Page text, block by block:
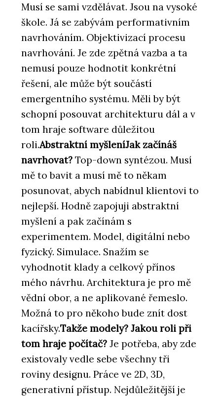
Musí se sami vzdělávat. Jsou na vysoké
škole. Já se zabývám performativním
navrhováním. Objektivizací procesu
navrhování. Je zde zpětná vazba a ta
nemusí pouze hodnotit konkrétní
řešení, ale může být součástí
emergentního systému. Měli by být
schopní posouvat architekturu dál a v
tom hraje software důležitou
roli.Abstraktní myšleníJak začínáš
navrhovat? Top-down syntézou. Musí
mě to bavit a musí mě to někam
posunovat, abych nabídnul klientovi to
nejlepší. Hodně zapojuji abstraktní
myšlení a pak začínám s
experimentem. Model, digitální nebo
fyzický. Simulace. Snažím se
vyhodnotit klady a celkový přínos
mého návrhu. Architektura je pro mě
vědní obor, a ne aplikované řemeslo.
Možná to pro někoho bude znít dost
kacířsky.Takže modely? Jakou roli při
tom hraje počítač? Je potřeba, aby zde
existovaly vedle sebe všechny tři
roviny designu. Práce ve 2D, 3D,
generativní přístup. Nejdůležitější je